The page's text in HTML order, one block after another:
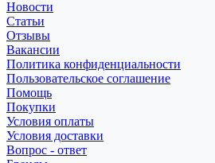
Новости
Статьи
Отзывы
Вакансии
Политика конфиденциальности
Пользовательское соглашение
Помощь
Покупки
Условия оплаты
Условия доставки
Вопрос - ответ